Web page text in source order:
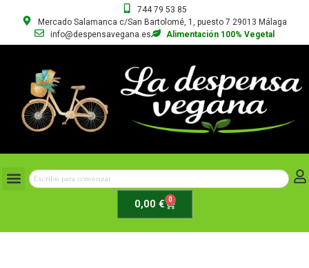
744 79 53 85
Mercado Salamanca c/San Bartolomé, 1, puesto 7 29013 Málaga
info@despensavegana.es
Alimentación 100% Vegetal
0,00 € 0